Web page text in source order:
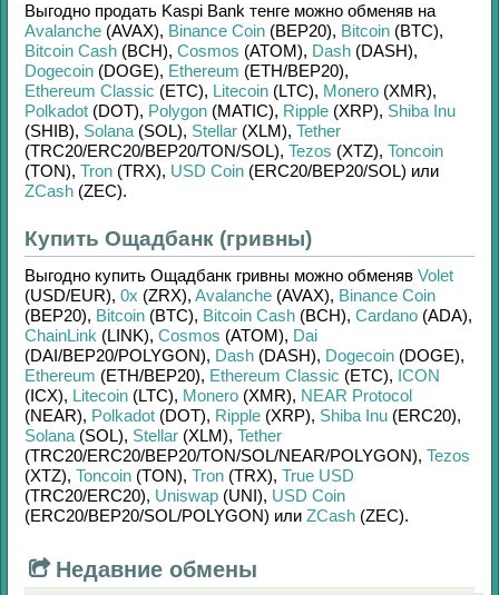
Выгодно продать Kaspi Bank тенге можно обменяв на
Avalanche (AVAX), Binance Coin (BEP20), Bitcoin (BTC),
Bitcoin Cash (BCH), Cosmos (ATOM), Dash (DASH),
Dogecoin (DOGE), Ethereum (ETH/BEP20),
Ethereum Classic (ETC), Litecoin (LTC), Monero (XMR),
Polkadot (DOT), Polygon (MATIC), Ripple (XRP), Shiba Inu
(SHIB), Solana (SOL), Stellar (XLM), Tether
(TRC20/ERC20/BEP20/TON/SOL), Tezos (XTZ), Toncoin
(TON), Tron (TRX), USD Coin (ERC20/BEP20/SOL) или
ZCash (ZEC).
Купить Ощадбанк (гривны)
Выгодно купить Ощадбанк гривны можно обменяв Volet
(USD/EUR), 0x (ZRX), Avalanche (AVAX), Binance Coin
(BEP20), Bitcoin (BTC), Bitcoin Cash (BCH), Cardano (ADA),
ChainLink (LINK), Cosmos (ATOM), Dai
(DAI/BEP20/POLYGON), Dash (DASH), Dogecoin (DOGE),
Ethereum (ETH/BEP20), Ethereum Classic (ETC), ICON
(ICX), Litecoin (LTC), Monero (XMR), NEAR Protocol
(NEAR), Polkadot (DOT), Ripple (XRP), Shiba Inu (ERC20),
Solana (SOL), Stellar (XLM), Tether
(TRC20/ERC20/BEP20/TON/SOL/NEAR/POLYGON), Tezos
(XTZ), Toncoin (TON), Tron (TRX), True USD
(TRC20/ERC20), Uniswap (UNI), USD Coin
(ERC20/BEP20/SOL/POLYGON) или ZCash (ZEC).
Недавние обмены